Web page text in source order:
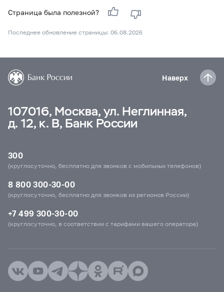
Страница была полезной?
Последнее обновление страницы: 06.08.2026
Наверх
107016, Москва, ул. Неглинная,
д. 12, к. В, Банк России
300
(круглосуточно, бесплатно для звонков с мобильных телефонов)
8 800 300-30-00
(круглосуточно, бесплатно для звонков из регионов России)
+7 499 300-30-00
(круглосуточно, в соответствии с тарифами вашего оператора)